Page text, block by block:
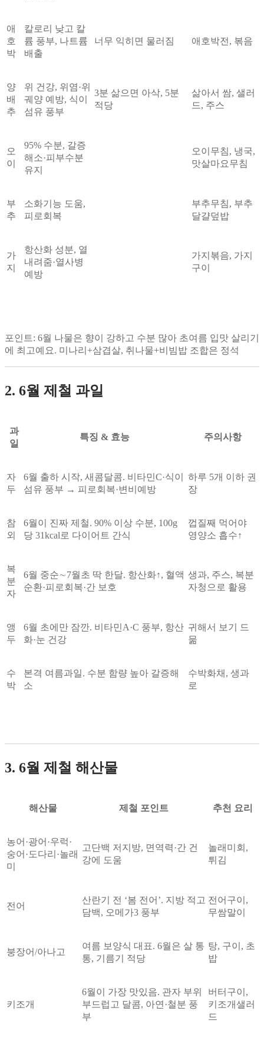
애
호
박
칼로리 낮고 칼
륨 풍부, 나트륨
배출
너무 익히면 물러짐 애호박전, 볶음
양
배
추
위 건강, 위염·위
궤양 예방, 식이
섬유 풍부
3분 삶으면 아삭, 5분
적당
삶아서 쌈, 샐러
드, 주스
오
이
95% 수분, 갈증
해소·피부수분
유지
오이무침, 냉국,
맛살마요무침
부
추
소화기능 도움,
피로회복
부추무침, 부추
달걀덮밥
가
지
항산화 성분, 열
내려줌·열사병
예방
가지볶음, 가지
구이
포인트 : 6월 나물은 향이 강하고 수분 많아 초여름 입맛 살리기
에 최고예요. 미나리+삼겹살, 취나물+비빔밥 조합은 정석
2. 6월 제철 과일
과
일
특징 & 효능 주의사항
자
두
6월 출하 시작, 새콤달콤. 비타민C·식이
섬유 풍부 → 피로회복·변비예방
하루 5개 이하 권
장
참
외
6월이 진짜 제철. 90% 이상 수분, 100g
당 31kcal로 다이어트 간식
껍질째 먹어야
영양소 흡수↑
복
분
자
6월 중순∼7월초 딱 한달. 항산화↑, 혈액
순환·피로회복·간 보호
생과, 주스, 복분
자청으로 활용
앵
두
6월 초에만 잠깐. 비타민A·C 풍부, 항산
화·눈 건강
귀해서 보기 드
묾
수
박
본격 여름과일. 수분 함량 높아 갈증해
소
수박화채, 생과
로
3. 6월 제철 해산물
해산물 제철 포인트 추천 요리
농어·광어·우럭·
숭어·도다리·놀래
미
고단백 저지방, 면역력·간 건
강에 도움
놀래미회,
튀김
전어
산란기 전 ‘봄 전어’. 지방 적고
담백, 오메가3 풍부
전어구이,
무쌈말이
붕장어/아나고
여름 보양식 대표. 6월은 살 통
통, 기름기 적당
탕, 구이, 초
밥
키조개
6월이 가장 맛있음. 관자 부위
부드럽고 달콤, 아연·철분 풍
부
버터구이,
키조개샐러
드